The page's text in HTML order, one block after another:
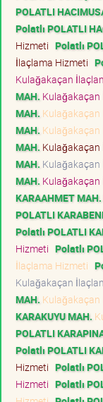
POLATLI
Polatlı POLATLI
Hizmeti Polatlı
İlaçlama Hizmeti
Kulağakaçan
MAH.
MAH.
MAH.
MAH.
MAH.
MAH.
KARAAHMET MAH.
POLATLI
Polatlı POLATLI
Hizmeti Polatlı
İlaçlama Hizmeti
Kulağakaçan
MAH.
KARAKUYU MAH.
POLATLI
Polatlı POLATLI
Hizmeti Polatlı
Hizmeti Polatlı